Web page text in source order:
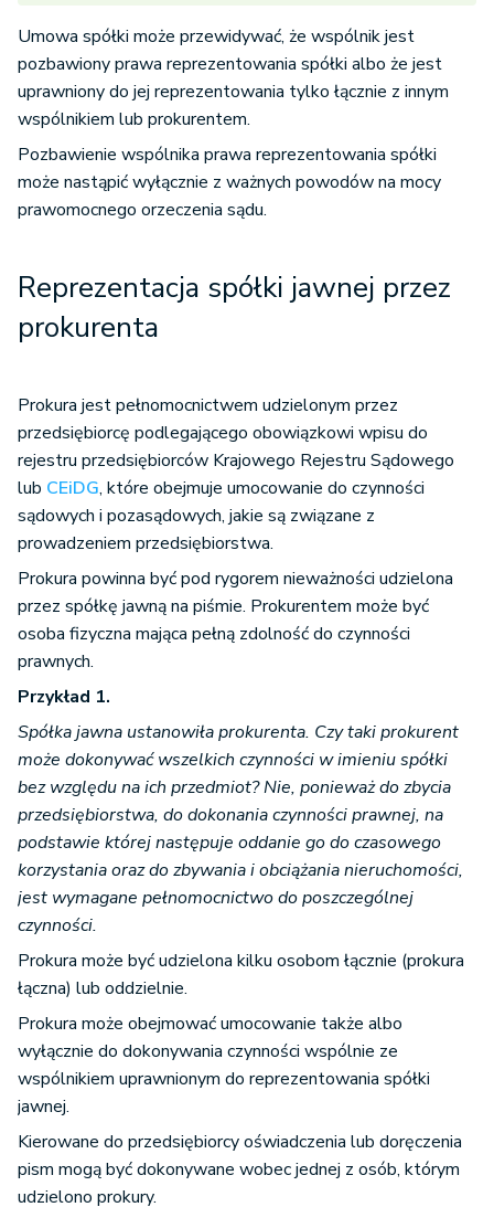
Umowa spółki może przewidywać, że wspólnik jest
pozbawiony prawa reprezentowania spółki albo że jest
uprawniony do jej reprezentowania tylko łącznie z innym
wspólnikiem lub prokurentem.
Pozbawienie wspólnika prawa reprezentowania spółki
może nastąpić wyłącznie z ważnych powodów na mocy
prawomocnego orzeczenia sądu.
Reprezentacja spółki jawnej przez
prokurenta
Prokura jest pełnomocnictwem udzielonym przez
przedsiębiorcę podlegającego obowiązkowi wpisu do
rejestru przedsiębiorców Krajowego Rejestru Sądowego
lub CEiDG, które obejmuje umocowanie do czynności
sądowych i pozasądowych, jakie są związane z
prowadzeniem przedsiębiorstwa.
Prokura powinna być pod rygorem nieważności udzielona
przez spółkę jawną na piśmie. Prokurentem może być
osoba fizyczna mająca pełną zdolność do czynności
prawnych.
Przykład 1.
Spółka jawna ustanowiła prokurenta. Czy taki prokurent
może dokonywać wszelkich czynności w imieniu spółki
bez względu na ich przedmiot? Nie, ponieważ do zbycia
przedsiębiorstwa, do dokonania czynności prawnej, na
podstawie której następuje oddanie go do czasowego
korzystania oraz do zbywania i obciążania nieruchomości,
jest wymagane pełnomocnictwo do poszczególnej
czynności.
Prokura może być udzielona kilku osobom łącznie (prokura
łączna) lub oddzielnie.
Prokura może obejmować umocowanie także albo
wyłącznie do dokonywania czynności wspólnie ze
wspólnikiem uprawnionym do reprezentowania spółki
jawnej.
Kierowane do przedsiębiorcy oświadczenia lub doręczenia
pism mogą być dokonywane wobec jednej z osób, którym
udzielono prokury.